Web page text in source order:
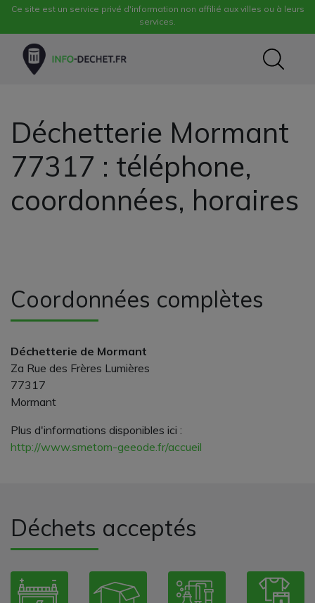
Ce site est un service privé d'information non affilié aux villes ou à leurs
services.
Déchetterie Mormant
77317 : téléphone,
coordonnées, horaires
Coordonnées complètes
Déchetterie de Mormant
Za Rue des Frères Lumières
77317
Mormant
Plus d'informations disponibles ici :
http://www.smetom-geeode.fr/accueil
Déchets acceptés